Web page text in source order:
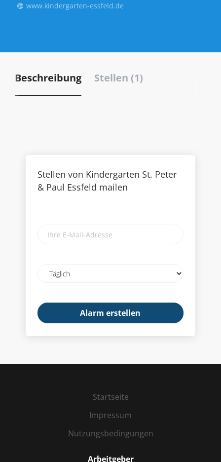
www.kindergarten-essfeld.de
Beschreibung Stellen (1)
Stellen von Kindergarten St. Peter
& Paul Essfeld mailen
frequency
Startseite
Impressum
Nutzungsbedingungen
Arbeitgeber